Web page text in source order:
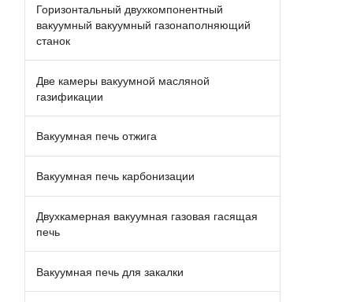
Горизонтальный двухкомпонентный
вакуумный вакуумный газонаполняющий
станок
Две камеры вакуумной масляной
газификации
Вакуумная печь отжига
Вакуумная печь карбонизации
Двухкамерная вакуумная газовая гасящая
печь
Вакуумная печь для закалки